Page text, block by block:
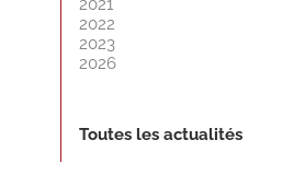
2021
2022
2023
2026
Toutes les actualités